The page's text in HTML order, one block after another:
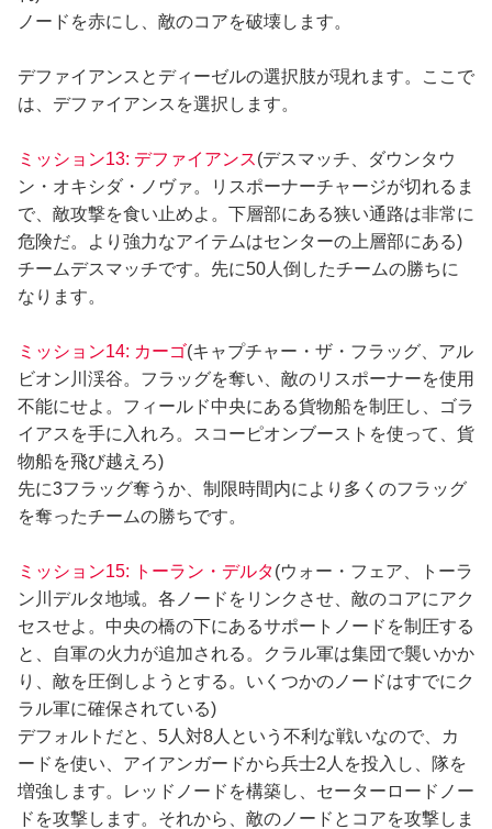
ノードを赤にし、敵のコアを破壊します。
デファイアンスとディーゼルの選択肢が現れます。ここで
は、デファイアンスを選択します。
ミッション13: デファイアンス(デスマッチ、ダウンタウ
ン・オキシダ・ノヴァ。リスポーナーチャージが切れるま
で、敵攻撃を食い止めよ。下層部にある狭い通路は非常に
危険だ。より強力なアイテムはセンターの上層部にある)
チームデスマッチです。先に50人倒したチームの勝ちに
なります。
ミッション14: カーゴ(キャプチャー・ザ・フラッグ、アル
ビオン川渓谷。フラッグを奪い、敵のリスポーナーを使用
不能にせよ。フィールド中央にある貨物船を制圧し、ゴラ
イアスを手に入れろ。スコーピオンブーストを使って、貨
物船を飛び越えろ)
先に3フラッグ奪うか、制限時間内により多くのフラッグ
を奪ったチームの勝ちです。
ミッション15: トーラン・デルタ(ウォー・フェア、トーラ
ン川デルタ地域。各ノードをリンクさせ、敵のコアにアク
セスせよ。中央の橋の下にあるサポートノードを制圧する
と、自軍の火力が追加される。クラル軍は集団で襲いかか
り、敵を圧倒しようとする。いくつかのノードはすでにク
ラル軍に確保されている)
デフォルトだと、5人対8人という不利な戦いなので、カ
ードを使い、アイアンガードから兵士2人を投入し、隊を
増強します。レッドノードを構築し、セーターロードノー
ドを攻撃します。それから、敵のノードとコアを攻撃しま